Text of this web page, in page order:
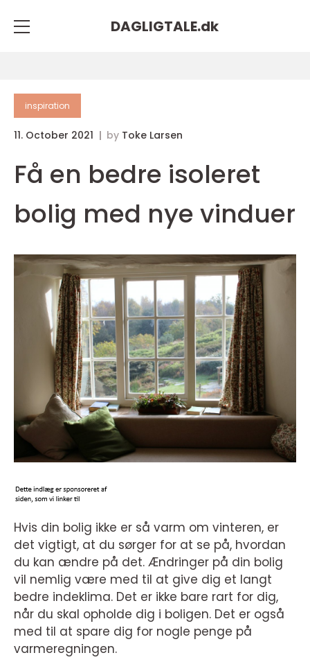
DAGLIGTALE.dk
inspiration
11. October 2021 by Toke Larsen
Få en bedre isoleret
bolig med nye vinduer
Hvis din bolig ikke er så varm om vinteren, er
det vigtigt, at du sørger for at se på, hvordan
du kan ændre på det. Ændringer på din bolig
vil nemlig være med til at give dig et langt
bedre indeklima. Det er ikke bare rart for dig,
når du skal opholde dig i boligen. Det er også
med til at spare dig for nogle penge på
varmeregningen.